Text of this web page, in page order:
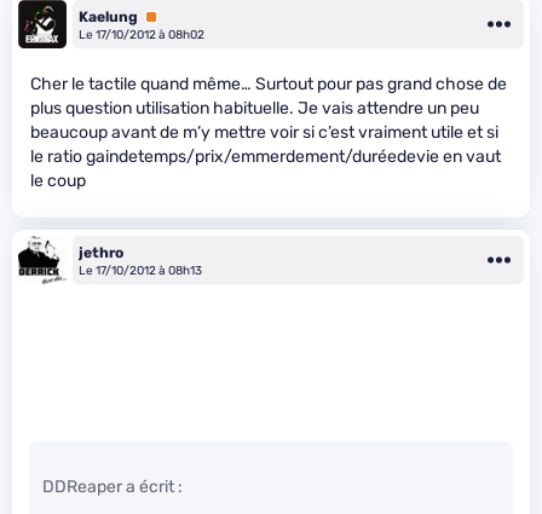
Kaelung
Premium
Le 17/10/2012 à 08h02
Cher le tactile quand même… Surtout pour pas grand chose de
plus question utilisation habituelle. Je vais attendre un peu
beaucoup avant de m’y mettre voir si c’est vraiment utile et si
le ratio gaindetemps/prix/emmerdement/duréedevie en vaut
le coup
jethro
Le 17/10/2012 à 08h13
DDReaper a écrit :